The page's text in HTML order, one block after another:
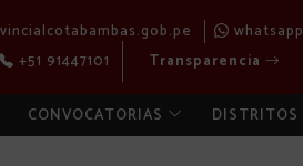
whatsapp
+51 91447101 Transparencia
CONVOCATORIAS DISTRITOS